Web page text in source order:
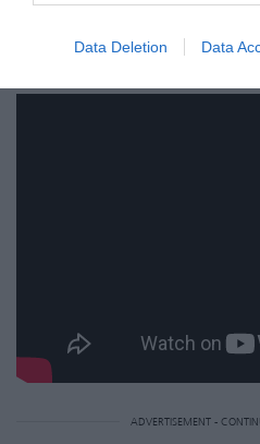
Data Deletion Data
Feelgood
ADVERTISEMENT -